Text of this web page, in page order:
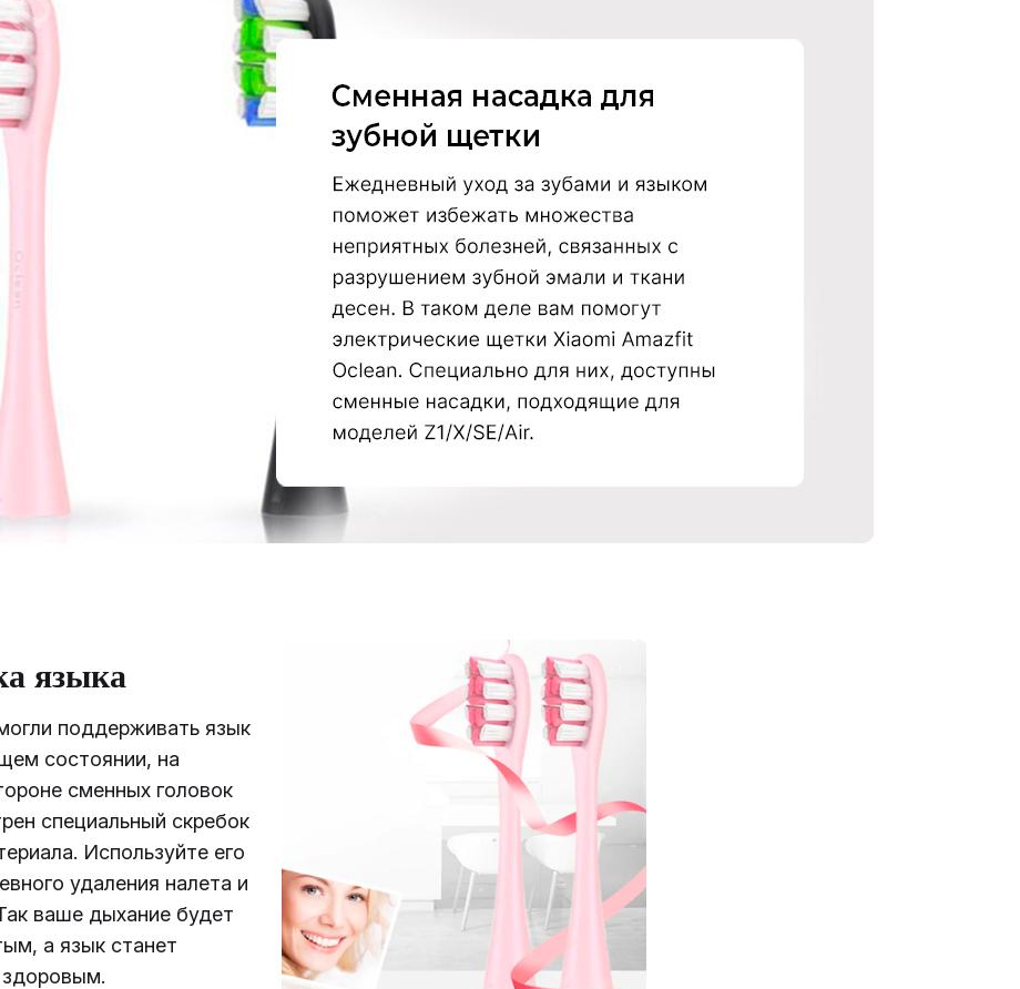
языка
поддерживать язык
состоянии, на
сменных головок
специальный скребок
Используйте его
удаления налета и
ваше дыхание будет
а язык станет
здоровым.